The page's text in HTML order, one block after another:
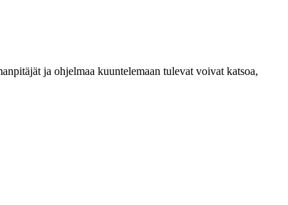
ja ohjelmaa kuuntelemaan tulevat voivat katsoa,